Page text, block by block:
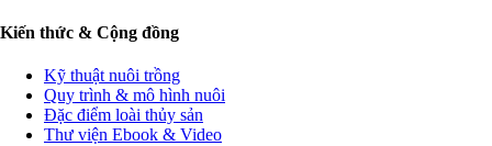
Kiến thức & Cộng đồng
Kỹ thuật nuôi trồng
Quy trình & mô hình nuôi
Đặc điểm loài thủy sản
Thư viện Ebook & Video